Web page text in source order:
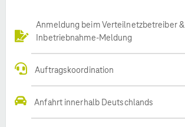
Anmeldung beim Verteilnetzbetreiber &
Inbetriebnahme-Meldung
Auftragskoordination
Anfahrt innerhalb Deutschlands